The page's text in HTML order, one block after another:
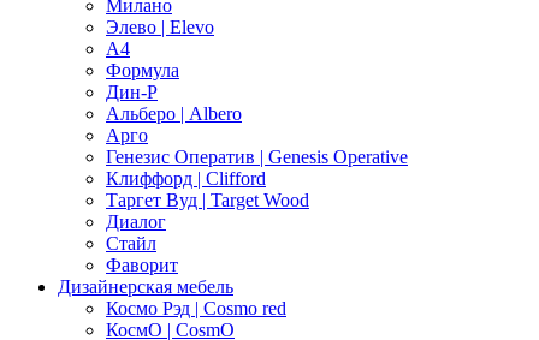
Милано
Элево | Elevo
А4
Формула
Дин-Р
Альберо | Albero
Арго
Генезис Оператив | Genesis Operative
Клиффорд | Clifford
Таргет Вуд | Target Wood
Диалог
Стайл
Фаворит
Дизайнерская мебель
Космо Рэд | Cosmo red
КосмО | CosmO